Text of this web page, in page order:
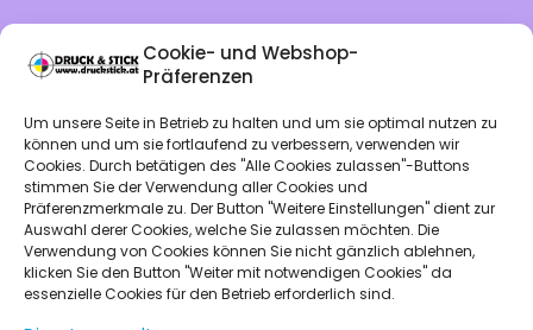
Cookie- und Webshop-
Präferenzen
Um unsere Seite in Betrieb zu halten und um sie optimal nutzen zu
können und um sie fortlaufend zu verbessern, verwenden wir
Cookies. Durch betätigen des "Alle Cookies zulassen"-Buttons
stimmen Sie der Verwendung aller Cookies und
Präferenzmerkmale zu. Der Button "Weitere Einstellungen" dient zur
Auswahl derer Cookies, welche Sie zulassen möchten. Die
Verwendung von Cookies können Sie nicht gänzlich ablehnen,
klicken Sie den Button "Weiter mit notwendigen Cookies" da
essenzielle Cookies für den Betrieb erforderlich sind.
Entschuldige
die